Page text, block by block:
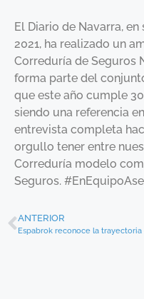
El Diario de Navarra,
2021, ha realizado un
Correduría de Seguros
forma parte del
que este año cumple
siendo una referencia
entrevista completa
orgullo tener entre
Correduría modelo
Seguros.
ANTERIOR